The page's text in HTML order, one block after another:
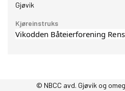
Gjøvik
Kjøreinstruks
Vikodden Båteierforening
© NBCC avd. Gjøvik og